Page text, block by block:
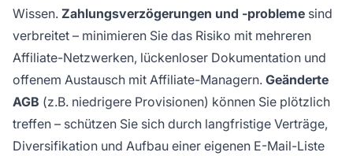
Wissen. Zahlungsverzögerungen und -probleme sind
verbreitet – minimieren Sie das Risiko mit mehreren
Affiliate-Netzwerken, lückenloser Dokumentation und
offenem Austausch mit Affiliate-Managern. Geänderte
AGB (z.B. niedrigere Provisionen) können Sie plötzlich
treffen – schützen Sie sich durch langfristige Verträge,
Diversifikation und Aufbau einer eigenen E-Mail-Liste